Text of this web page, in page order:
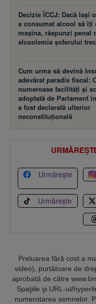
Decizie ÎCCJ: Dacă laşi
a consumat alcool să îţi
maşina, răspunzi penal
alcoolemia şoferului
Cum urma să devină
adevărat paradis fiscal:
numeroase facilităţi şi
adoptată de Parlament
a fost declarată ulterior
neconstituţională
Urmărește
Urmărește
Preluarea fără cost a
video), purtătoare de
aprobată de către
Spaţiile şi URL-ul/
numerotarea semnelor.